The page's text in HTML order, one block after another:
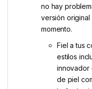
no hay
versión
momento.
Fiel a tus
estilos
innovador
de piel